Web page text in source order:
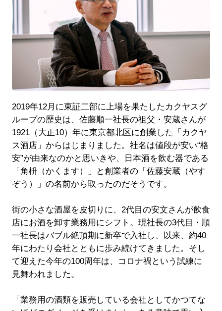
2019年12月に東証二部に上場を果たしたカクヤスグ
ループの歴史は、佐藤順一社長の祖父・安蔵さんが
1921（大正10）年に東京都北区に創業した「カクヤ
ス酒店」からはじまりました。社名は値段が安い“格
安”が由来なのかと思いきや、日本酒を飲む器である
「角枡（かくます）」と創業者の「佐藤安蔵（やす
ぞう）」の名前から取ったのだそうです。
街の小さな酒屋を皮切りに、2代目の安文さんが飲食
店にお酒を卸す業務用にシフト。現社長の3代目・順
一社長はバブル絶頂期に新卒で入社し、以来、約40
年にわたり会社とともに歩み続けてきました。そし
て迎えた今年の100周年は、コロナ禍という試練に
見舞われました。
「業務用の酒類を販売している会社としてかつてな